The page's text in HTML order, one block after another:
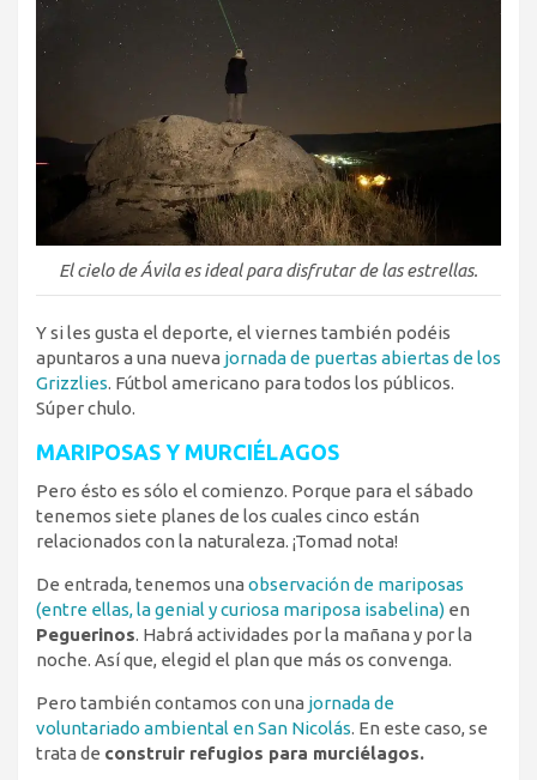
El cielo de Ávila es ideal para disfrutar de las estrellas.
Y si les gusta el deporte, el viernes también podéis
apuntaros a una nueva jornada de puertas abiertas de los
Grizzlies. Fútbol americano para todos los públicos.
Súper chulo.
MARIPOSAS Y MURCIÉLAGOS
Pero ésto es sólo el comienzo. Porque para el sábado
tenemos siete planes de los cuales cinco están
relacionados con la naturaleza. ¡Tomad nota!
De entrada, tenemos una observación de mariposas
(entre ellas, la genial y curiosa mariposa isabelina) en
Peguerinos. Habrá actividades por la mañana y por la
noche. Así que, elegid el plan que más os convenga.
Pero también contamos con una jornada de
voluntariado ambiental en San Nicolás. En este caso, se
trata de construir refugios para murciélagos.